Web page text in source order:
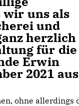
wir uns als
und
herzlich
für die
Erwin
2021
ohne allerdings